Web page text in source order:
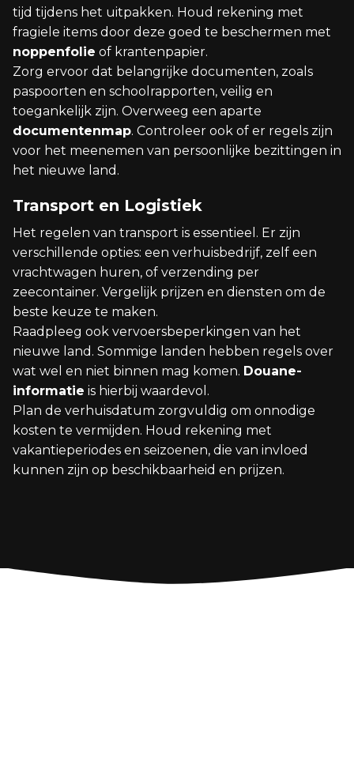
tijd tijdens het uitpakken. Houd rekening met
fragiele items door deze goed te beschermen met
noppenfolie of krantenpapier.
Zorg ervoor dat belangrijke documenten, zoals
paspoorten en schoolrapporten, veilig en
toegankelijk zijn. Overweeg een aparte
documentenmap. Controleer ook of er regels zijn
voor het meenemen van persoonlijke bezittingen in
het nieuwe land.
Transport en Logistiek
Het regelen van transport is essentieel. Er zijn
verschillende opties: een verhuisbedrijf, zelf een
vrachtwagen huren, of verzending per
zeecontainer. Vergelijk prijzen en diensten om de
beste keuze te maken.
Raadpleeg ook vervoersbeperkingen van het
nieuwe land. Sommige landen hebben regels over
wat wel en niet binnen mag komen. Douane-
informatie is hierbij waardevol.
Plan de verhuisdatum zorgvuldig om onnodige
kosten te vermijden. Houd rekening met
vakantieperiodes en seizoenen, die van invloed
kunnen zijn op beschikbaarheid en prijzen.